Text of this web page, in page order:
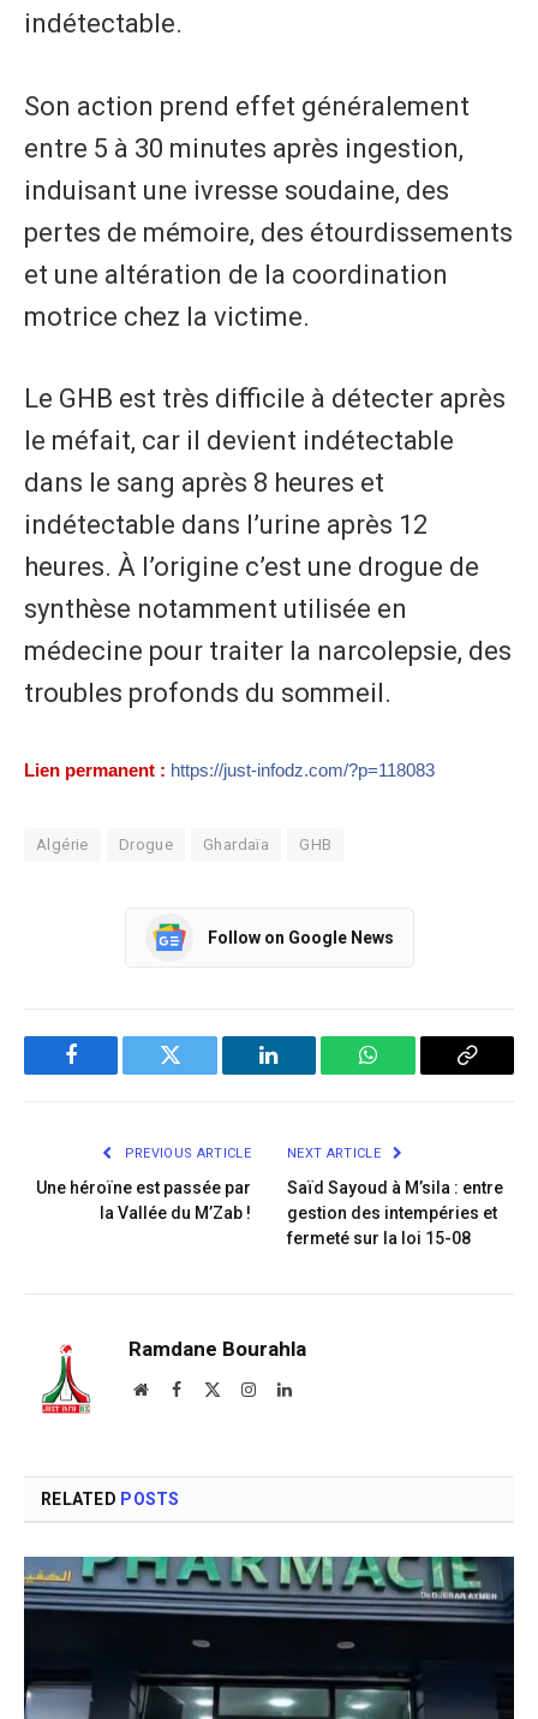
indétectable.
Son action prend effet généralement
entre 5 à 30 minutes après ingestion,
induisant une ivresse soudaine, des
pertes de mémoire, des étourdissements
et une altération de la coordination
motrice chez la victime.
Le GHB est très difficile à détecter après
le méfait, car il devient indétectable
dans le sang après 8 heures et
indétectable dans l’urine après 12
heures. À l’origine c’est une drogue de
synthèse notamment utilisée en
médecine pour traiter la narcolepsie, des
troubles profonds du sommeil.
Lien permanent : https://just-infodz.com/?p=118083
Algérie Drogue Ghardaïa GHB
Follow on Google News
Facebook Twitter LinkedIn WhatsApp Copy
PREVIOUS ARTICLE
Une héroïne est passée par
la Vallée du M’Zab !
NEXT ARTICLE
Saïd Sayoud à M’sila : entre
gestion des intempéries et
fermeté sur la loi 15-08
Ramdane Bourahla
WebsiteFacebook InstagramLinkedIn
RELATED POSTS